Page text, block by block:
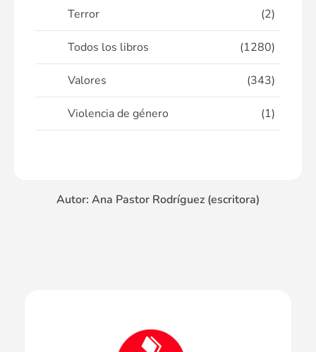
Terror (2)
Todos los libros (1280)
Valores (343)
Violencia de género (1)
Autor: Ana Pastor Rodríguez (escritora)